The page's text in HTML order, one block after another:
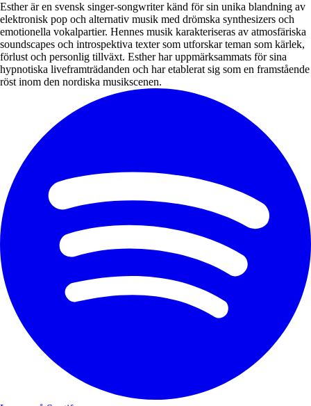
Esther är en svensk singer-songwriter känd för sin unika blandning av
elektronisk pop och alternativ musik med drömska synthesizers och
emotionella vokalpartier. Hennes musik karakteriseras av atmosfäriska
soundscapes och introspektiva texter som utforskar teman som kärlek,
förlust och personlig tillväxt. Esther har uppmärksammats för sina
hypnotiska liveframträdanden och har etablerat sig som en framstående
röst inom den nordiska musikscenen.